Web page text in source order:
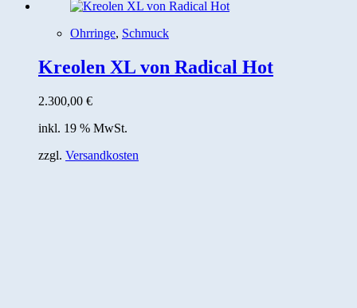
Ohrringe, Schmuck
Kreolen XL von Radical Hot
2.300,00 €
inkl. 19 % MwSt.
zzgl. Versandkosten